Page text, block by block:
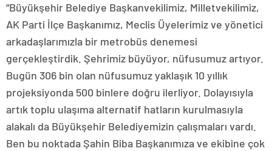
“Büyükşehir Belediye Başkanvekilimiz, Milletvekilimiz,
AK Parti İlçe Başkanımız, Meclis Üyelerimiz ve yönetici
arkadaşlarımızla bir metrobüs denemesi
gerçekleştirdik. Şehrimiz büyüyor, nüfusumuz artıyor.
Bugün 306 bin olan nüfusumuz yaklaşık 10 yıllık
projeksiyonda 500 binlere doğru ilerliyor. Dolayısıyla
artık toplu ulaşıma alternatif hatların kurulmasıyla
alakalı da Büyükşehir Belediyemizin çalışmaları vardı.
Ben bu noktada Şahin Biba Başkanımıza ve ekibine çok